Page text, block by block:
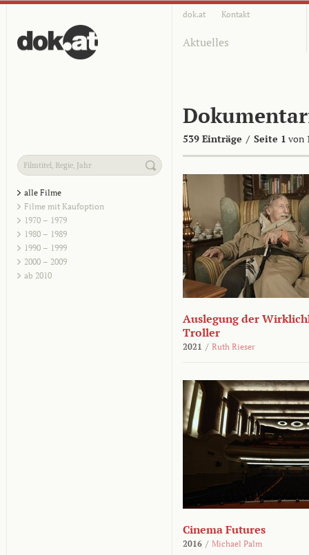
dok.at Kontakt
Aktuelles
539 Einträge / Seite 1 von
alle Filme
Filme mit Kaufoption
1970 – 1979
1980 – 1989
1990 – 1999
2000 – 2009
ab 2010
Auslegung der
Troller
2021 / Ruth Rieser
Cinema Futures
2016 / Michael Palm